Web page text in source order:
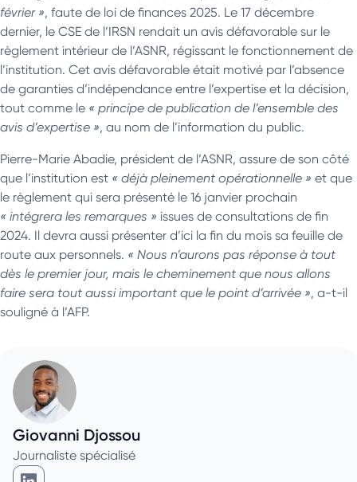
février », faute de loi de finances 2025. Le 17 décembre
dernier, le CSE de l’IRSN rendait un avis défavorable sur le
règlement intérieur de l’ASNR, régissant le fonctionnement de
l’institution. Cet avis défavorable était motivé par l’absence
de garanties d’indépendance entre l’expertise et la décision,
tout comme le « principe de publication de l’ensemble des
avis d’expertise », au nom de l’information du public.
Pierre-Marie Abadie, président de l’ASNR, assure de son côté
que l’institution est « déjà pleinement opérationnelle » et que
le règlement qui sera présenté le 16 janvier prochain
« intégrera les remarques » issues de consultations de fin
2024. Il devra aussi présenter d’ici la fin du mois sa feuille de
route aux personnels. « Nous n’aurons pas réponse à tout
dès le premier jour, mais le cheminement que nous allons
faire sera tout aussi important que le point d’arrivée », a-t-il
souligné à l’AFP.
Giovanni Djossou
Journaliste spécialisé